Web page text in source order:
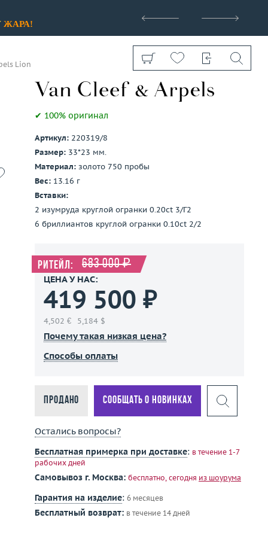
ЖАРА!
Показать все
Lion
✔ 100% оригинал
Артикул: 220319/8
Размер: 33*23 мм.
Материал: золото 750 пробы
Вес: 13.16 г
Вставки:
2 изумруда круглой огранки 0.20ct 3/Г2
6 бриллиантов круглой огранки 0.10ct 2/2
Ритейл: 683 000 ₽
ЦЕНА У НАС:
419 500 ₽
4,502 € 5,184 $
Почему такая низкая цена?
Способы оплаты
Продано Сообщать о новинках
Остались вопросы?
Бесплатная примерка при доставке: в течение 1-7
рабочих дней
Самовывоз г. Москва: бесплатно, сегодня из шоурума
Гарантия на изделие: 6 месяцев
Бесплатный возврат: в течение 14 дней